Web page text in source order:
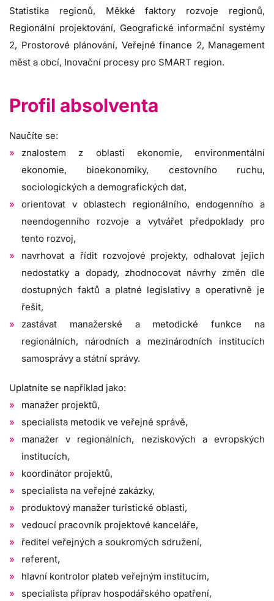
Statistika regionů, Měkké faktory rozvoje regionů,
Regionální projektování, Geografické informační systémy
2, Prostorové plánování, Veřejné finance 2, Management
měst a obcí, Inovační procesy pro SMART region.
Profil absolventa
Naučíte se:
znalostem z oblasti ekonomie, environmentální
ekonomie, bioekonomiky, cestovního ruchu,
sociologických a demografických dat,
orientovat v oblastech regionálního, endogenního a
neendogenního rozvoje a vytvářet předpoklady pro
tento rozvoj,
navrhovat a řídit rozvojové projekty, odhalovat jejich
nedostatky a dopady, zhodnocovat návrhy změn dle
dostupných faktů a platné legislativy a operativně je
řešit,
zastávat manažerské a metodické funkce na
regionálních, národních a mezinárodních institucích
samosprávy a státní správy.
Uplatníte se například jako:
manažer projektů,
specialista metodik ve veřejné správě,
manažer v regionálních, neziskových a evropských
institucích,
koordinátor projektů,
specialista na veřejné zakázky,
produktový manažer turistické oblasti,
vedoucí pracovník projektové kanceláře,
ředitel veřejných a soukromých sdružení,
referent,
hlavní kontrolor plateb veřejným institucím,
specialista příprav hospodářského opatření,